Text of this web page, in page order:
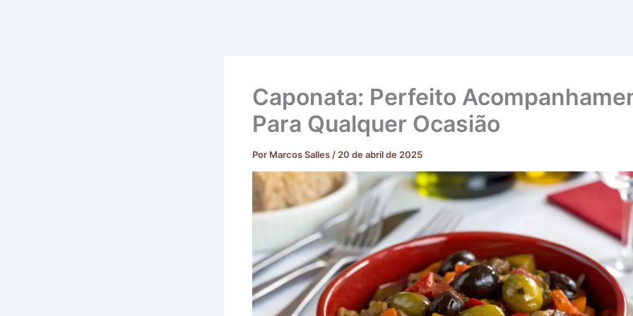
Caponata: Perfeito
Para Qualquer Ocasião
Por Marcos Salles / 20 de abril de 2025